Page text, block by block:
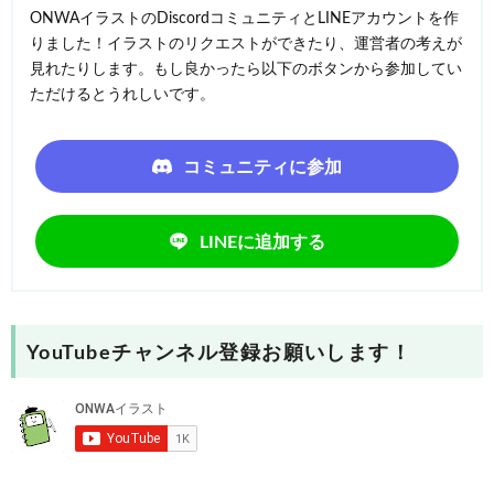
ONWAイラストのDiscordコミュニティとLINEアカウントを作
りました！イラストのリクエストができたり、運営者の考えが
見れたりします。もし良かったら以下のボタンから参加してい
ただけるとうれしいです。
コミュニティに参加
LINEに追加する
YouTubeチャンネル登録お願いします！